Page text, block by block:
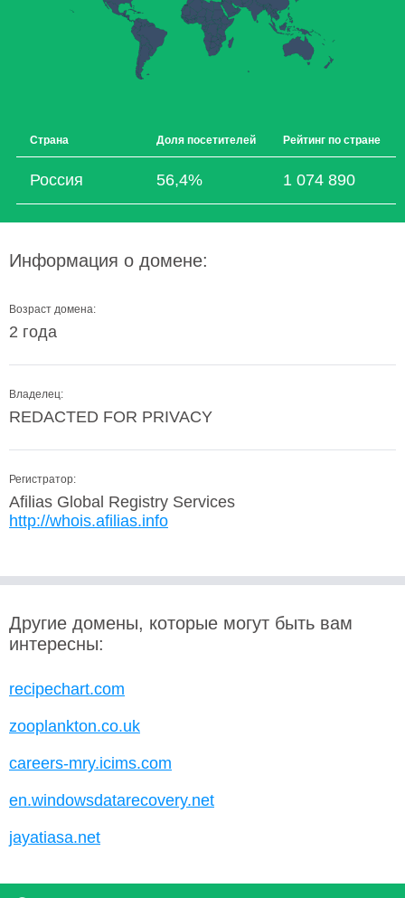
Страна Доля посетителей Рейтинг по стране
Россия 56,4% 1 074 890
Информация о домене:
Возраст домена:
2 года
Владелец:
REDACTED FOR PRIVACY
Регистратор:
Afilias Global Registry Services
http://whois.afilias.info
Другие домены, которые могут быть вам
интересны:
recipechart.com
zooplankton.co.uk
careers-mry.icims.com
en.windowsdatarecovery.net
jayatiasa.net